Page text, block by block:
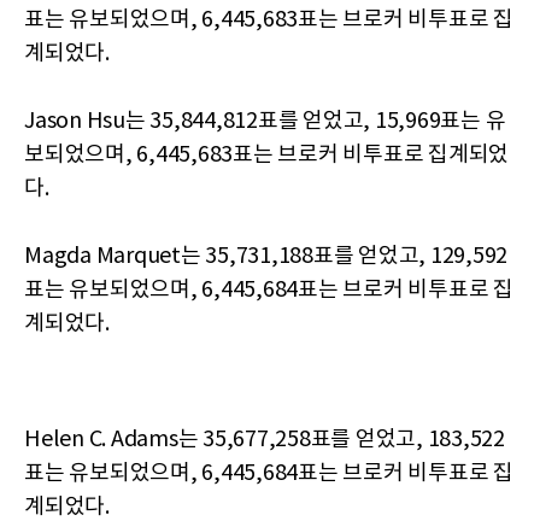
표는 유보되었으며, 6,445,683표는 브로커 비투표로 집
계되었다.
Jason Hsu는 35,844,812표를 얻었고, 15,969표는 유
보되었으며, 6,445,683표는 브로커 비투표로 집계되었
다.
Magda Marquet는 35,731,188표를 얻었고, 129,592
표는 유보되었으며, 6,445,684표는 브로커 비투표로 집
계되었다.
Helen C. Adams는 35,677,258표를 얻었고, 183,522
표는 유보되었으며, 6,445,684표는 브로커 비투표로 집
계되었다.